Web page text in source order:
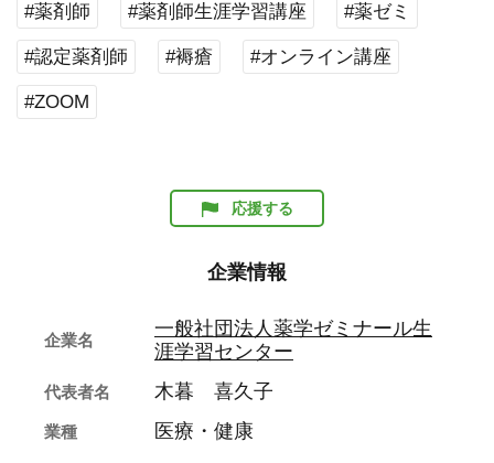
#薬剤師 #薬剤師生涯学習講座 #薬ゼミ
#認定薬剤師 #褥瘡 #オンライン講座
#ZOOM
応援する
企業情報
企業名
一般社団法人薬学ゼミナール生
涯学習センター
代表者名 木暮 喜久子
業種 医療・健康